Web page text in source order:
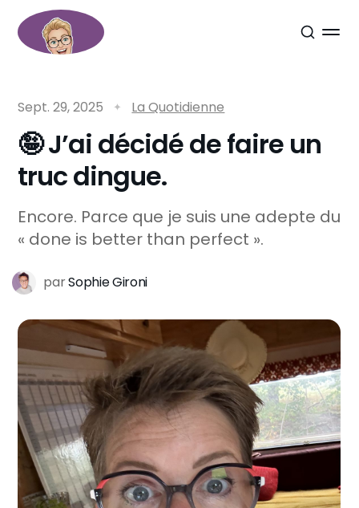
Sept. 29, 2025 La Quotidienne
🤪 J’ai décidé de faire un
truc dingue.
Encore. Parce que je suis une adepte du
« done is better than perfect ».
parSophie Gironi